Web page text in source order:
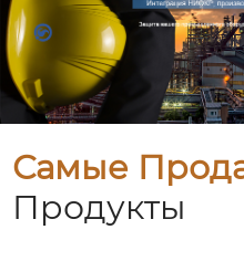
Самые
Продукты